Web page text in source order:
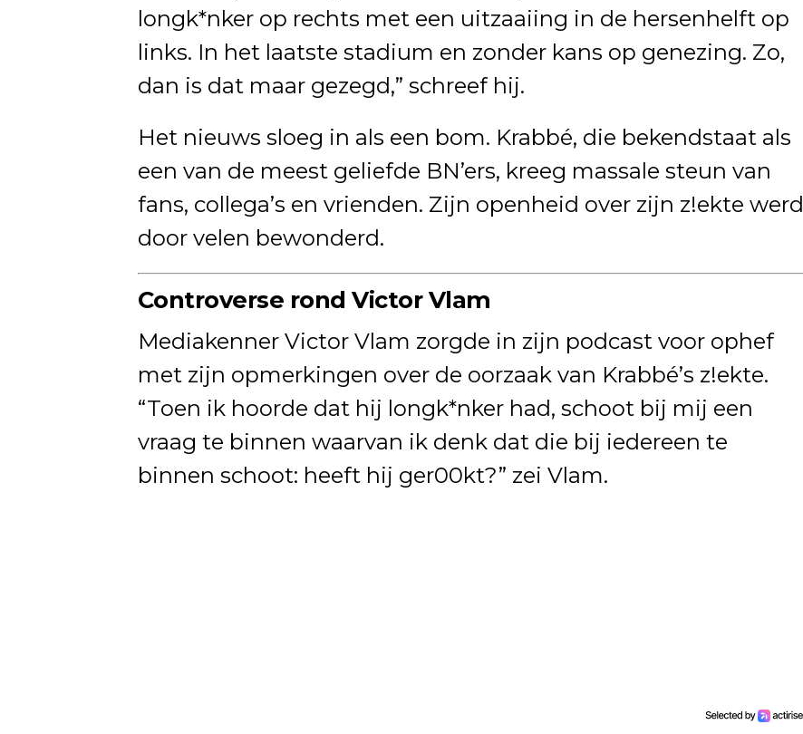
longk*nker op rechts met een uitzaaiing in de hersenhelft op
links. In het laatste stadium en zonder kans op genezing. Zo,
dan is dat maar gezegd,” schreef hij.
Het nieuws sloeg in als een bom. Krabbé, die bekendstaat als
een van de meest geliefde BN’ers, kreeg massale steun van
fans, collega’s en vrienden. Zijn openheid over zijn z!ekte werd
door velen bewonderd.
Controverse rond Victor Vlam
Mediakenner Victor Vlam zorgde in zijn podcast voor ophef
met zijn opmerkingen over de oorzaak van Krabbé’s z!ekte.
“Toen ik hoorde dat hij longk*nker had, schoot bij mij een
vraag te binnen waarvan ik denk dat die bij iedereen te
binnen schoot: heeft hij ger00kt?” zei Vlam.